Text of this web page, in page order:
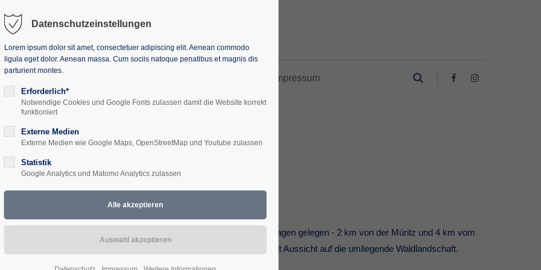
Impressum
(Müritz)
Akademie Mecklenburg-Vorpommern.
vom Kölpinsee entfernt, direkt am Radweg Berlin-Kopenhagen gelegen - 2 km von der Müritz und 4 km vom
für Tagungen und Übernachtungen in entspannter Atmosphäre mit Aussicht auf die umliegende Waldlandschaft.
Ausgangpunkt zur Erkundung der Region.
Datenschutzeinstellungen
Lorem ipsum dolor sit amet, consectetuer adipiscing elit. Aenean commodo
ligula eget dolor. Aenean massa. Cum sociis natoque penatibus et magnis dis
parturient montes.
Erforderlich*
Notwendige Cookies und Google Fonts zulassen damit die Website korrekt
funktioniert
Externe Medien
Externe Medien wie Google Maps, OpenStreetMap und Youtube zulassen
Statistik
Google Analytics und Matomo Analytics zulassen